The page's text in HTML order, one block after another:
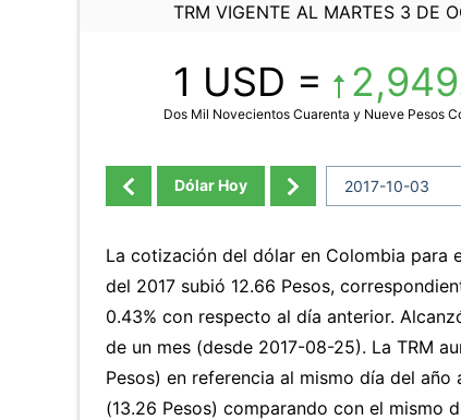
TRM VIGENTE AL MARTES 3 DE
1 USD =
Dos Mil Novecientos Cuarenta y Nueve Pesos
Dólar Hoy
La cotización del dólar en Colombia para
del 2017 subió 12.66 Pesos,
0.43% con respecto al día anterior.
de un mes (desde 2017-08-25). La TRM
Pesos) en referencia al mismo día del año
(13.26 Pesos) comparando con el mismo